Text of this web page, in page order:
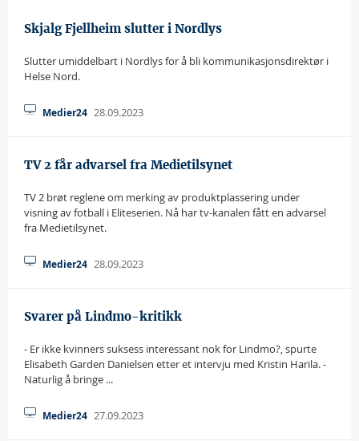
Skjalg Fjellheim slutter i Nordlys
Slutter umiddelbart i Nordlys for å bli kommunikasjonsdirektør i
Helse Nord.
Medier24 28.09.2023
TV 2 får advarsel fra Medietilsynet
TV 2 brøt reglene om merking av produktplassering under
visning av fotball i Eliteserien. Nå har tv-kanalen fått en advarsel
fra Medietilsynet.
Medier24 28.09.2023
Svarer på Lindmo-kritikk
- Er ikke kvinners suksess interessant nok for Lindmo?, spurte
Elisabeth Garden Danielsen etter et intervju med Kristin Harila. -
Naturlig å bringe ...
Medier24 27.09.2023